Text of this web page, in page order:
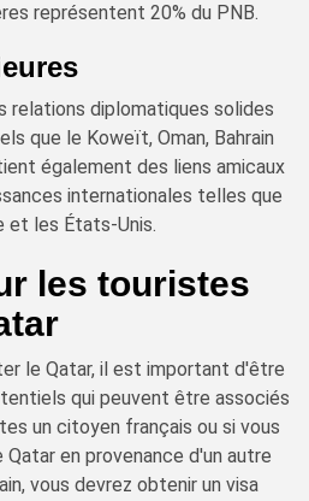
représentent 20% du PNB.
relations diplomatiques solides
que le Koweït, Oman, Bahrain
également des liens amicaux
internationales telles que
et les États-Unis.
les touristes
le Qatar, il est important d'être
qui peuvent être associés
un citoyen français ou si vous
en provenance d'un autre
vous devrez obtenir un visa